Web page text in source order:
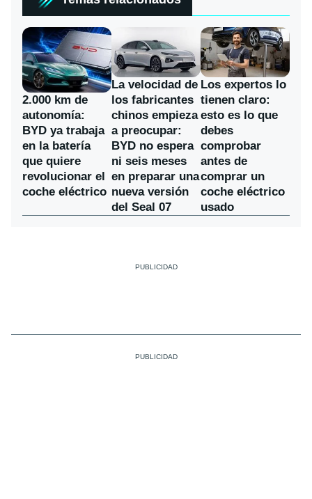
2.000 km de
autonomía:
BYD ya trabaja
en la batería
que quiere
revolucionar el
coche eléctrico
La velocidad de
los fabricantes
chinos empieza
a preocupar:
BYD no espera
ni seis meses
en preparar una
nueva versión
del Seal 07
Los expertos lo
tienen claro:
esto es lo que
debes
comprobar
antes de
comprar un
coche eléctrico
usado